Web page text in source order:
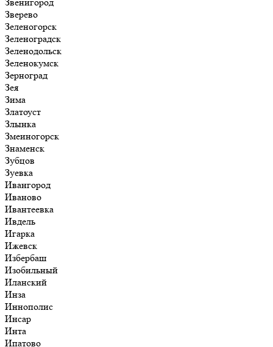
Зверево
Зеленогорск
Зеленоградск
Зеленодольск
Зеленокумск
Зерноград
Зея
Зима
Златоуст
Злынка
Змеиногорск
Знаменск
Зубцов
Зуевка
Ивангород
Иваново
Ивантеевка
Ивдель
Игарка
Ижевск
Избербаш
Изобильный
Иланский
Инза
Иннополис
Инсар
Инта
Ипатово